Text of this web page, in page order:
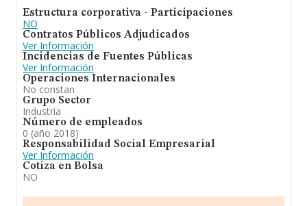
Estructura corporativa - Participaciones
NO
Contratos Públicos Adjudicados
Ver Información
Incidencias de Fuentes Públicas
Ver Información
Operaciones Internacionales
No constan
Grupo Sector
Industria
Número de empleados
0 (año 2018)
Responsabilidad Social Empresarial
Ver Información
Cotiza en Bolsa
NO